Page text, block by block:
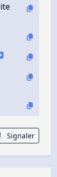
Signaler